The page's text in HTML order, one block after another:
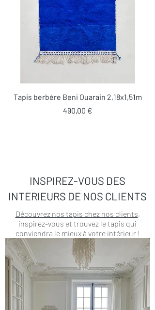
Tapis berbère Beni Ouarain 2,18x1,51m
Prix
490,00 €
INSPIREZ-VOUS DES
INTERIEURS DE NOS CLIENTS
Découvrez nos tapis chez nos clients,
inspirez-vous et trouvez le tapis qui
conviendra le mieux à votre intérieur !